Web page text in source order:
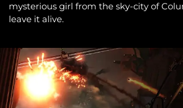
mysterious girl from the sky-city of
leave it alive.